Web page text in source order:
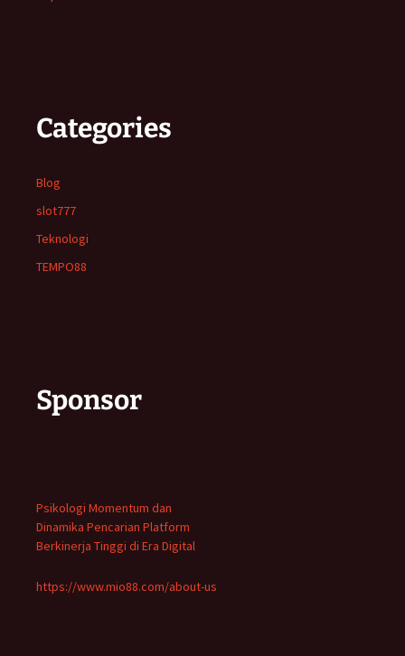
Categories
Blog
slot777
Teknologi
TEMPO88
Sponsor
Psikologi Momentum dan
Dinamika Pencarian Platform
Berkinerja Tinggi di Era Digital
https://www.mio88.com/about-us